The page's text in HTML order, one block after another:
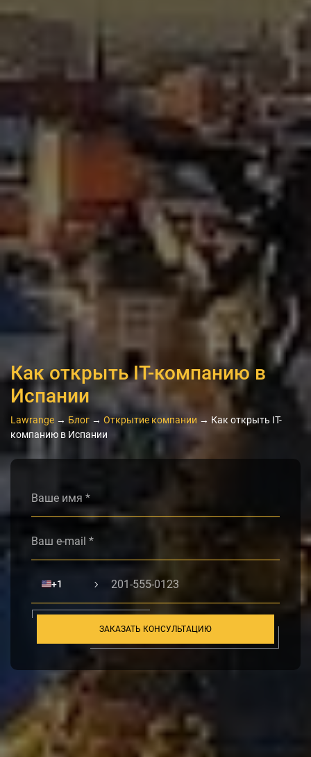
Как открыть IT-компанию в
Испании
Lawrange → Блог → Открытие компании → Как открыть IT-
компанию в Испании
🇺🇸+1
ЗАКАЗАТЬ КОНСУЛЬТАЦИЮ